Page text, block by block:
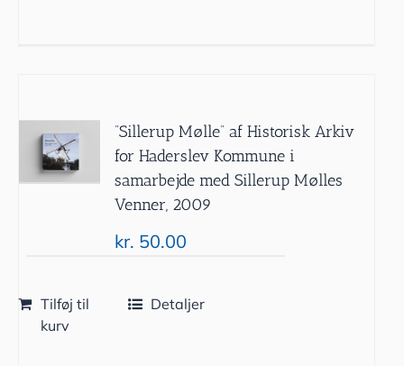
”Sillerup Mølle” af Historisk Arkiv
for Haderslev Kommune i
samarbejde med Sillerup Mølles
Venner, 2009
kr. 50.00
Tilføj til
kurv
Detaljer